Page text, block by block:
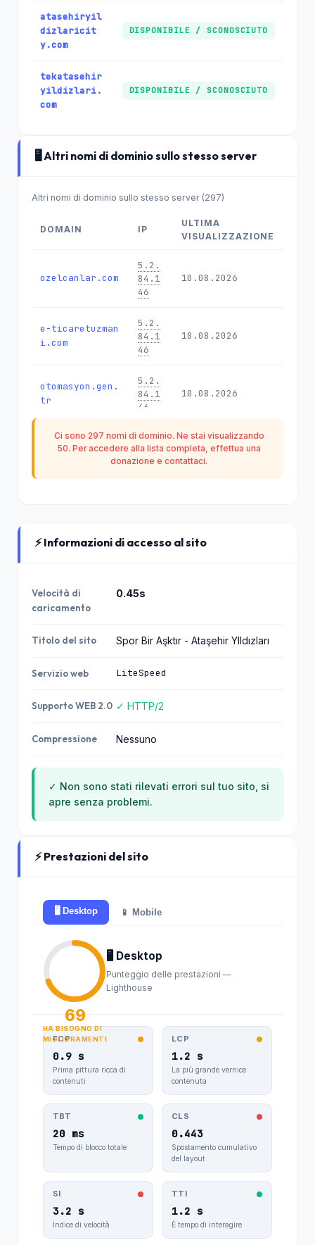
atasehiryil
dizlaricit
y.com
DISPONIBILE / SCONOSCIUTO
tekatasehir
yildizlari.
com
DISPONIBILE / SCONOSCIUTO
🖥️ Altri nomi di dominio sullo stesso server
Altri nomi di dominio sullo stesso server (297)
DOMAIN IP
ULTIMA
VISUALIZZAZIONE
ozelcanlar.com
5.2.
84.1
46
10.08.2026
e-ticaretuzman
i.com
5.2.
84.1
46
10.08.2026
otomasyon.gen.
tr
5.2.
84.1
46
10.08.2026
acarkalite.com
5.2.
84.1
46
10.08.2026
46
5.2.
aksuskimya.com
84.1
ersankop.com.t
5.2.
84.1
r
84.1
airmadz.com
84.1
worldrubin.co
m.tr
5.2.
84.1
46
09.08.2026
mobilasansoriz
mir.com
84.1
46
09.08.2026
ideali.tr 09.08.2026
kompresor.net 08.08.2026
gursugrup.com.
5.2.
Ci sono 297 nomi di dominio. Ne stai visualizzando
50. Per accedere alla lista completa, effettua una
donazione e contattaci.
⚡ Informazioni di accesso al sito
Velocità di
caricamento
0.45s
Titolo del sito Spor Bir Aşktır - Ataşehir YIldızları
Servizio web LiteSpeed
Supporto WEB 2.0 ✓ HTTP/2
Compressione Nessuno
✓ Non sono stati rilevati errori sul tuo sito, si
apre senza problemi.
⚡ Prestazioni del sito
🖥️ Desktop 📱 Mobile
69
HA BISOGNO DI
MIGLIORAMENTI
🖥️ Desktop
Punteggio delle prestazioni —
Lighthouse
FCP
0.9 s
Prima pittura ricca di
contenuti
LCP
1.2 s
La più grande vernice
contenuta
TBT
20 ms
Tempo di blocco totale
CLS
0.443
Spostamento cumulativo
del layout
SI
3.2 s
Indice di velocità
TTI
1.2 s
È tempo di interagire